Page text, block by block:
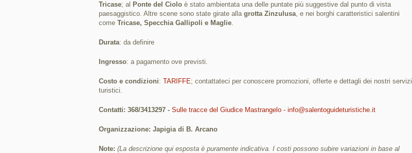
Tricase; al Ponte del Ciolo è stato ambientata una delle puntate più suggestive dal punto di vista
paesaggistico. Altre scene sono state girate alla grotta Zinzulusa, e nei borghi caratteristici salentini
come Tricase, Specchia Gallipoli e Maglie.
Durata: da definire
Ingresso: a pagamento ove previsti.
Costo e condizioni: TARIFFE; contattateci per conoscere promozioni, offerte e dettagli dei nostri servizi
turistici.
Contatti: 368/3413297 - Sulle tracce del Giudice Mastrangelo - info@salentoguideturistiche.it
Organizzazione: Japigia di B. Arcano
Note: (La descrizione qui esposta è puramente indicativa. I costi possono subire variazioni in base al